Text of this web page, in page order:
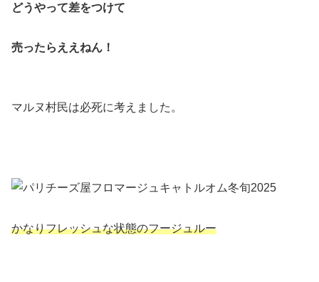
どうやって差をつけて
売ったらええねん！
マルヌ村民は必死に考えました。
かなりフレッシュな状態のフージュルー